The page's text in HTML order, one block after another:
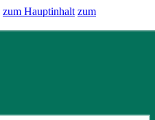
zum Hauptinhalt zum